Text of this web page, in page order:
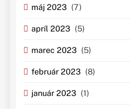
máj 2023 (7)
apríl 2023 (5)
marec 2023 (5)
február 2023 (8)
január 2023 (1)